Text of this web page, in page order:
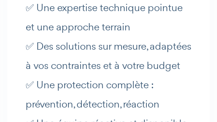
✅ Une expertise technique pointue
et une approche terrain
✅ Des solutions sur mesure, adaptées
à vos contraintes et à votre budget
✅ Une protection complète :
prévention, détection, réaction